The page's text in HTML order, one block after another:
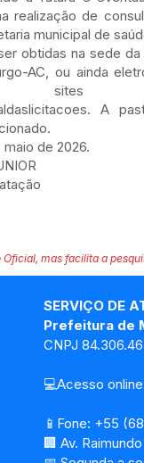
realização de
municipal de
obtidas na sede
AC, ou ainda
A
de 2026.
mas facilita a
SERVIÇO DE
Prefeitura de
CNPJ
💻Acesso
📱Fone: +55
🏢 Av.